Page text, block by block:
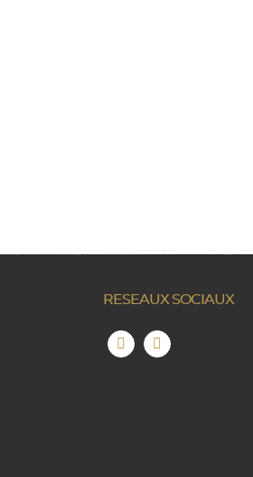
RESEAUX SOCIAUX